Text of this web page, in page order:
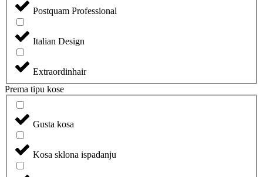
Postquam Professional
Italian Design
Extraordinhair
Prema tipu kose
Gusta kosa
Kosa sklona ispadanju